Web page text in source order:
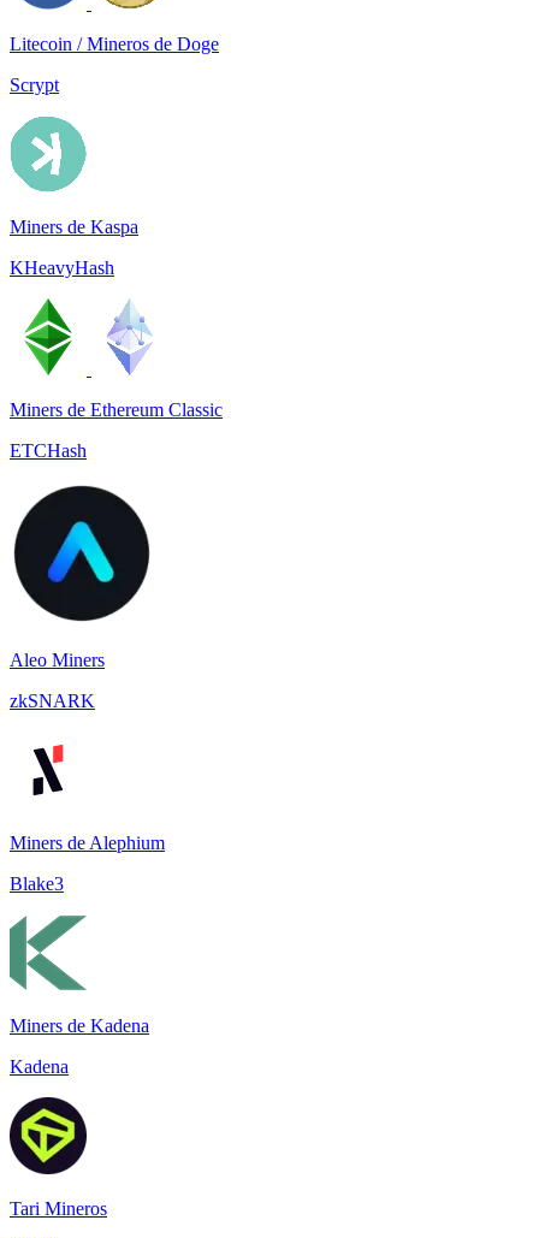
Litecoin / Mineros de Doge
Scrypt
Miners de Kaspa
KHeavyHash
Miners de Ethereum Classic
ETCHash
Aleo Miners
zkSNARK
Miners de Alephium
Blake3
Miners de Kadena
Kadena
Tari Mineros